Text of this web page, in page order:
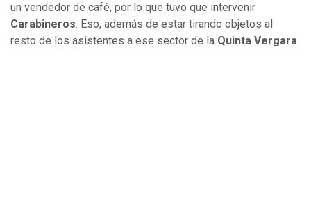
un vendedor de café, por lo que tuvo que intervenir
Carabineros. Eso, además de estar tirando objetos al
resto de los asistentes a ese sector de la Quinta Vergara.